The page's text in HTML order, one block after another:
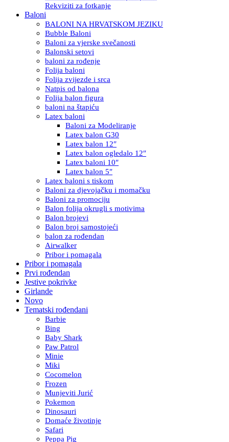
Rekviziti za fotkanje
Baloni
BALONI NA HRVATSKOM JEZIKU
Bubble Baloni
Baloni za vjerske svečanosti
Balonski setovi
baloni za rođenje
Folija baloni
Folija zvijezde i srca
Natpis od balona
Folija balon figura
baloni na štapiću
Latex baloni
Baloni za Modeliranje
Latex balon G30
Latex balon 12″
Latex balon ogledalo 12″
Latex baloni 10″
Latex balon 5″
Latex baloni s tiskom
Baloni za djevojačku i momačku
Baloni za promociju
Balon folija okrugli s motivima
Balon brojevi
Balon broj samostojeći
balon za rođendan
Airwalker
Pribor i pomagala
Pribor i pomagala
Prvi rođendan
Jestive pokrivke
Girlande
Novo
Tematski rođendani
Barbie
Bing
Baby Shark
Paw Patrol
Minie
Miki
Cocomelon
Frozen
Munjeviti Jurić
Pokemon
Dinosauri
Domaće životinje
Safari
Peppa Pig